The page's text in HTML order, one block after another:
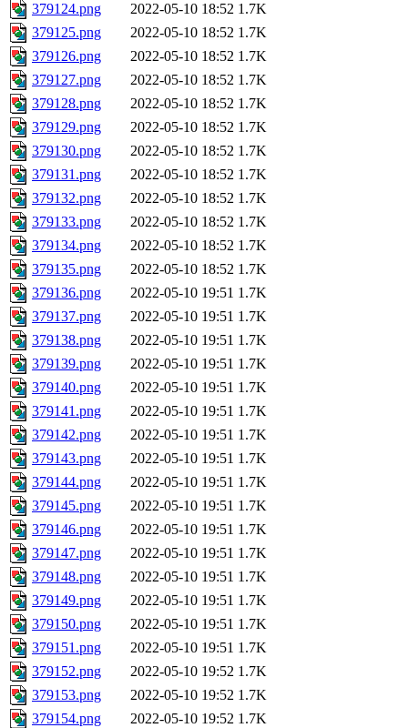
379124.png
2022-05-10 18:52 1.7K
379125.png
2022-05-10 18:52 1.7K
379126.png
2022-05-10 18:52 1.7K
379127.png
2022-05-10 18:52 1.7K
379128.png
2022-05-10 18:52 1.7K
379129.png
2022-05-10 18:52 1.7K
379130.png
2022-05-10 18:52 1.7K
379131.png
2022-05-10 18:52 1.7K
379132.png
2022-05-10 18:52 1.7K
379133.png
2022-05-10 18:52 1.7K
379134.png
2022-05-10 18:52 1.7K
379135.png
2022-05-10 18:52 1.7K
379136.png
2022-05-10 19:51 1.7K
379137.png
2022-05-10 19:51 1.7K
379138.png
2022-05-10 19:51 1.7K
379139.png
2022-05-10 19:51 1.7K
379140.png
2022-05-10 19:51 1.7K
379141.png
2022-05-10 19:51 1.7K
379142.png
2022-05-10 19:51 1.7K
379143.png
2022-05-10 19:51 1.7K
379144.png
2022-05-10 19:51 1.7K
379145.png
2022-05-10 19:51 1.7K
379146.png
2022-05-10 19:51 1.7K
379147.png
2022-05-10 19:51 1.7K
379148.png
2022-05-10 19:51 1.7K
379149.png
2022-05-10 19:51 1.7K
379150.png
2022-05-10 19:51 1.7K
379151.png
2022-05-10 19:51 1.7K
379152.png
2022-05-10 19:52 1.7K
379153.png
2022-05-10 19:52 1.7K
379154.png
2022-05-10 19:52 1.7K